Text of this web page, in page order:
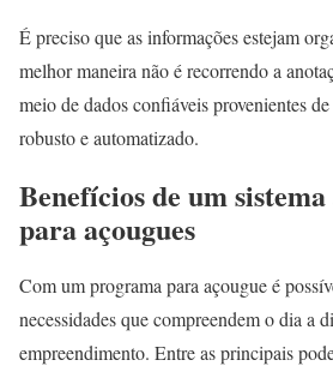
É preciso que as informações estejam
melhor maneira não é recorrendo a
meio de dados confiáveis provenientes
robusto e automatizado.
Benefícios de um
para açougues
Com um programa para açougue é
necessidades que compreendem o dia a
empreendimento. Entre as principais